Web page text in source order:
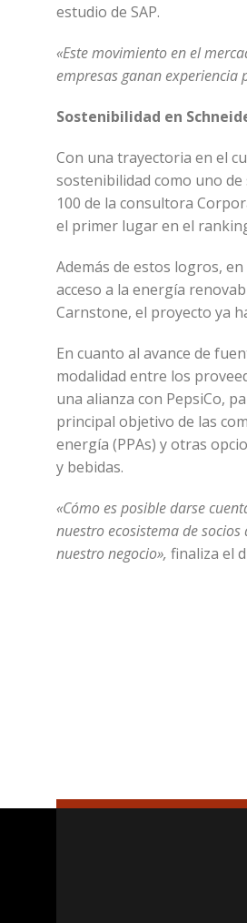
estudio de SAP.
«Este movimiento en el
empresas ganan experiencia
Sostenibilidad en
Con una trayectoria en el
sostenibilidad como uno de
100 de la consultora
el primer lugar en el
Además de estos logros,
acceso a la energía
Carnstone, el proyecto ya
En cuanto al avance de
modalidad entre los
una alianza con PepsiCo,
principal objetivo de las
energía (PPAs) y otras
y bebidas.
«Cómo es posible darse
nuestro ecosistema de
nuestro negocio», finaliza el